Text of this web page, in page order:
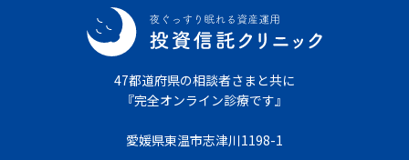
47都道府県の相談者さまと共に
『完全オンライン診療です』
愛媛県東温市志津川1198-1